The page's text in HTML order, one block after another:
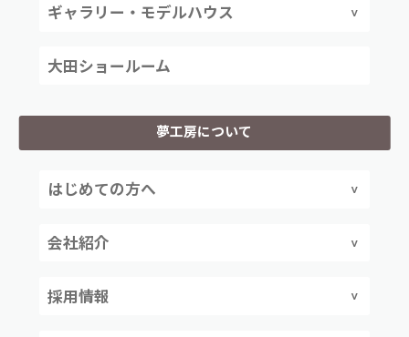
ギャラリー・モデルハウス
大田ショールーム
夢工房について
はじめての方へ
会社紹介
採用情報